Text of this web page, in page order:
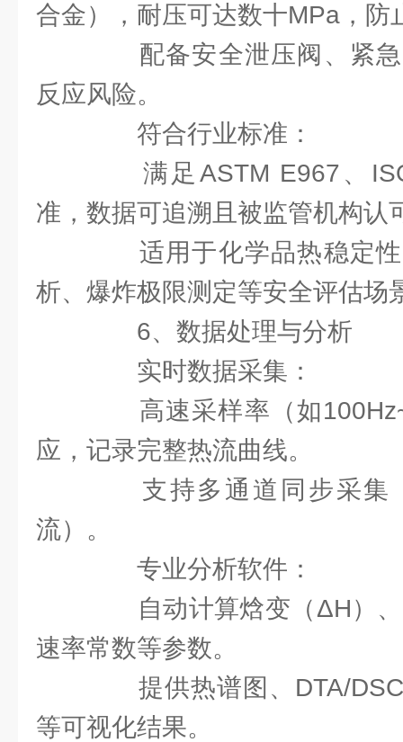
合金），耐压可达数十MPa，防
配备安全泄压阀、紧急
反应风险。
符合行业标准：
满足ASTM E967、
准，数据可追溯且被监管机构认
适用于化学品热稳定性
析、爆炸极限测定等安全评估场
6、数据处理与分析
实时数据采集：
高速采样率（如
应，记录完整热流曲线。
支持多通道同步采集
流）。
专业分析软件：
自动计算焓变（ΔH）、
速率常数等参数。
提供热谱图、DTA/DSC
等可视化结果。